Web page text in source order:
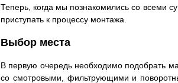
Теперь, когда мы познакомились со всеми
приступать к процессу монтажа.
Выбор места
В первую очередь необходимо подобрать
со смотровыми, фильтрующими и